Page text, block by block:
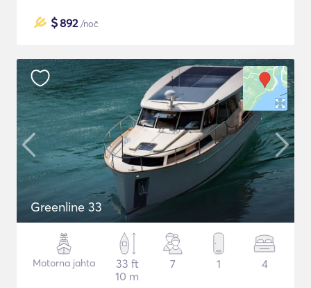
$892/noč
Greenline 33
Motorna jahta
33 ft
10 m
7 1 4